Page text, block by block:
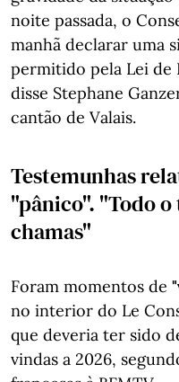
noite passada, o
manhã declarar uma
permitido pela Lei de
disse Stephane
cantão de Valais.
Testemunhas
"pânico". "Todo
chamas"
Foram momentos de
no interior do Le
que deveria ter sido
vindas a 2026,